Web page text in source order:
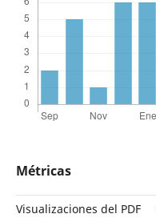
Métricas
Visualizaciones del PDF